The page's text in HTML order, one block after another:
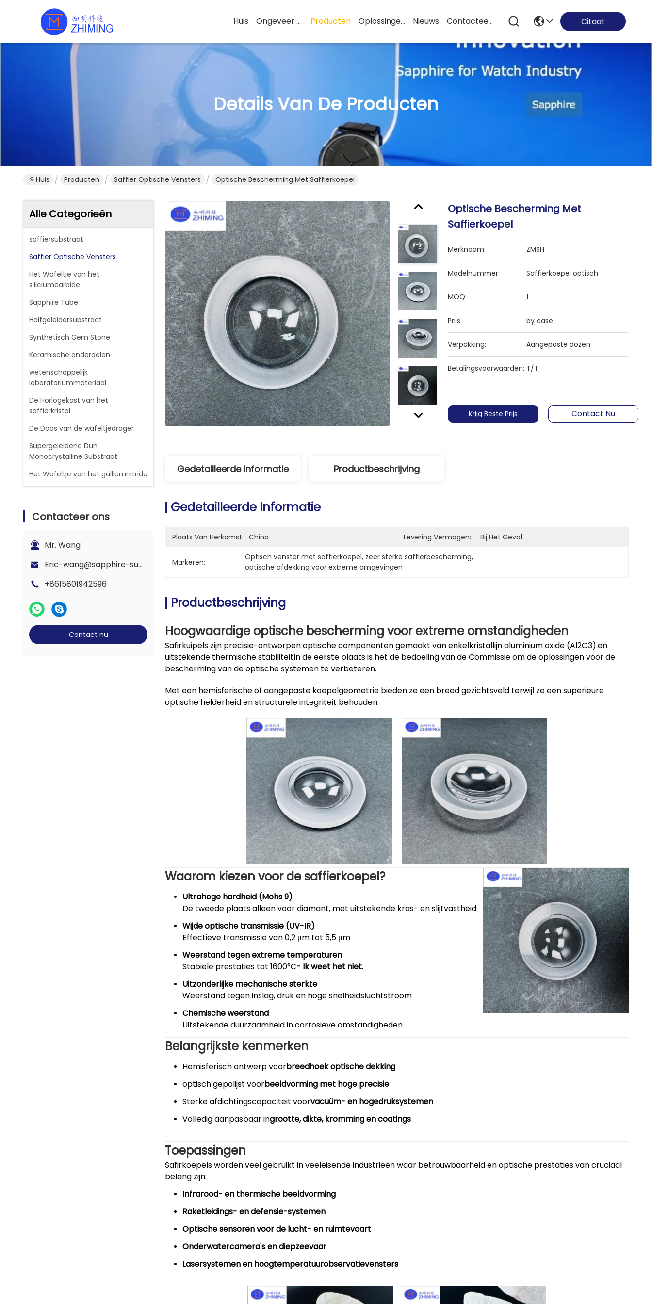
Huis Ongeveer De V.s. Producten Oplossingen Nieuws Contacteer Ons Citaat
Details Van De Producten
Huis Producten Saffier Optische Vensters Optische Bescherming Met Saffierkoepel
Alle Categorieën
saffiersubstraat
Saffier Optische Vensters
Het Wafeltje van het
siliciumcarbide
Sapphire Tube
Halfgeleidersubstraat
Synthetisch Gem Stone
Keramische onderdelen
wetenschappelijk
laboratoriummateriaal
De Horlogekast van het
saffierkristal
De Doos van de wafeltjedrager
Supergeleidend Dun
Monocrystalline Substraat
Het Wafeltje van het galliumnitride
Contacteer ons
Mr. Wang
Eric-wang@sapphire-substrate.com
+8615801942596
Contact nu
Optische Bescherming Met
Saffierkoepel
Merknaam: ZMSH
Modelnummer: Saffierkoepel optisch
MOQ: 1
Prijs: by case
Verpakking: Aangepaste dozen
Betalingsvoorwaarden: T/T
Krijg Beste Prijs Contact Nu
Gedetailleerde Informatie Productbeschrijving
Gedetailleerde Informatie
Plaats Van Herkomst: China Levering Vermogen: Bij Het Geval
Markeren:
Optisch venster met saffierkoepel, zeer sterke saffierbescherming,
optische afdekking voor extreme omgevingen
Productbeschrijving
Hoogwaardige optische bescherming voor extreme omstandigheden
Safirkuipels zijn precisie-ontworpen optische componenten gemaakt van enkelkristallijn aluminium oxide (Al2O3).en
uitstekende thermische stabiliteitIn de eerste plaats is het de bedoeling van de Commissie om de oplossingen voor de
bescherming van de optische systemen te verbeteren.
Met een hemisferische of aangepaste koepelgeometrie bieden ze een breed gezichtsveld terwijl ze een superieure
optische helderheid en structurele integriteit behouden.
Waarom kiezen voor de saffierkoepel?
Ultrahoge hardheid (Mohs 9)
De tweede plaats alleen voor diamant, met uitstekende kras- en slijtvastheid
Wijde optische transmissie (UV-IR)
Effectieve transmissie van 0,2 μm tot 5,5 μm
Weerstand tegen extreme temperaturen
Stabiele prestaties tot 1600°C- Ik weet het niet.
Uitzonderlijke mechanische sterkte
Weerstand tegen inslag, druk en hoge snelheidsluchtstroom
Chemische weerstand
Uitstekende duurzaamheid in corrosieve omstandigheden
Belangrijkste kenmerken
Hemisferisch ontwerp voorbreedhoek optische dekking
optisch gepolijst voorbeeldvorming met hoge precisie
Sterke afdichtingscapaciteit voorvacuüm- en hogedruksystemen
Volledig aanpasbaar ingrootte, dikte, kromming en coatings
Toepassingen
Safirkoepels worden veel gebruikt in veeleisende industrieën waar betrouwbaarheid en optische prestaties van cruciaal
belang zijn:
Infrarood- en thermische beeldvorming
Raketleidings- en defensie-systemen
Optische sensoren voor de lucht- en ruimtevaart
Onderwatercamera's en diepzeevaar
Lasersystemen en hoogtemperatuurobservatievensters